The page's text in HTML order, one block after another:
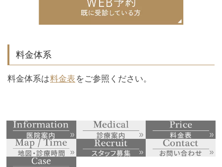
料金体系
料金体系は料金表 をご参照ください。